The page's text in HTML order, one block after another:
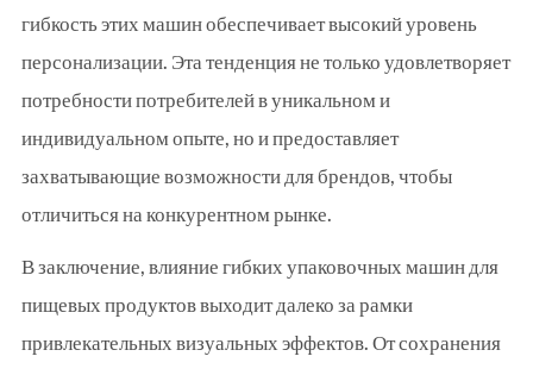
гибкость этих машин обеспечивает высокий уровень
персонализации. Эта тенденция не только удовлетворяет
потребности потребителей в уникальном и
индивидуальном опыте, но и предоставляет
захватывающие возможности для брендов, чтобы
отличиться на конкурентном рынке.
В заключение, влияние гибких упаковочных машин для
пищевых продуктов выходит далеко за рамки
привлекательных визуальных эффектов. От сохранения